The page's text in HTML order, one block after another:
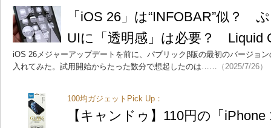
「iOS 26」は“INFOBAR”似？
UIに「透明感」は必要？ Liquid
iOS 26メジャーアップデートを前に、パブリックβ版の最初のバージョ
入れてみた。試用開始からたった数分で想起したのは……
（2025/7/26）
100均ガジェットPick Up：
【キャンドゥ】110円の「